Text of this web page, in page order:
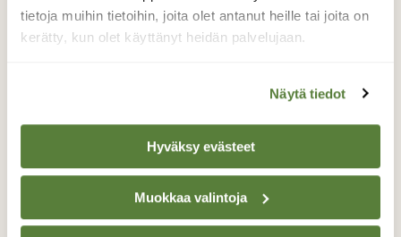
tietoja muihin tietoihin, joita olet antanut heille tai joita on
kerätty, kun olet käyttänyt heidän palvelujaan.
Näytä tiedot
Hyväksy evästeet
Muokkaa valintoja
muodostunut rengas?